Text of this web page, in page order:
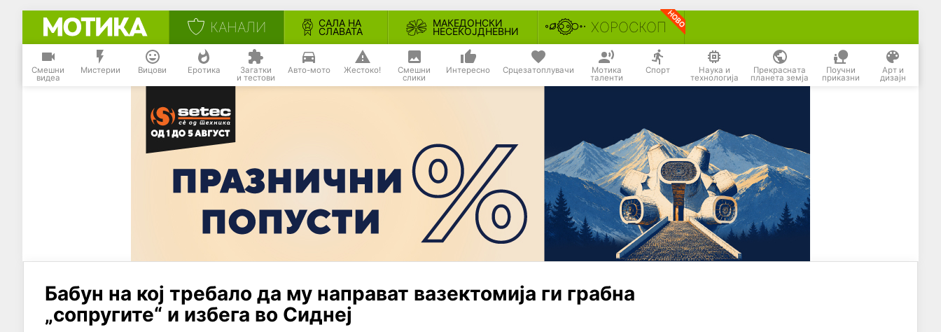
КАНАЛИ САЛА НА
СЛАВАТА
МАКЕДОНСКИ
НЕСЕКОЈДНЕВНИ ХОРОСКОП
Смешни
видеа
Мистерии Вицови Еротика Загатки
и тестови
Авто-мото Жестоко! Смешни
слики
Интересно Срцезатоплувачи Мотика
таленти
Спорт Наука и
технологија
Прекрасната
планета земја
Поучни
приказни
Арт и
дизајн
Бабун на кој требало да му направат вазектомија ги грабна
„сопругите“ и избега во Сиднеј